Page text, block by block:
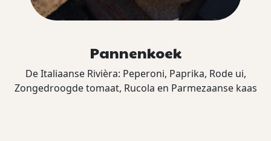
Pannenkoek
De Italiaanse Rivièra: Peperoni, Paprika, Rode ui,
Zongedroogde tomaat, Rucola en Parmezaanse kaas